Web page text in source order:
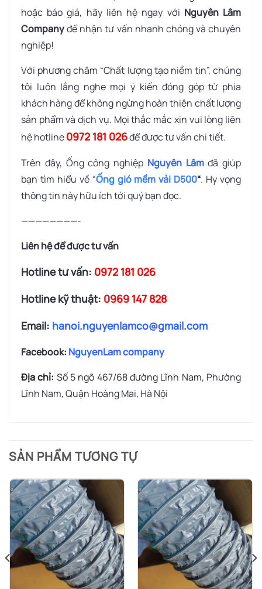
hoặc báo giá, hãy liên hệ ngay với Nguyên Lâm
Companyđể nhận tư vấn nhanh chóng và chuyên
nghiệp!
Với phương châm “Chất lượng tạo niềm tin”, chúng
tôi luôn lắng nghe mọi ý kiến đóng góp từ phía
khách hàng để không ngừng hoàn thiện chất lượng
sản phẩm và dịch vụ. Mọi thắc mắc xin vui lòng liên
hệ hotline0972 181 026để được tư vấn chi tiết.
Trên đây, Ống công nghiệp Nguyên Lâmđã giúp
bạn tìm hiểu về “Ống gió mềm vải D500“. Hy vọng
thông tin này hữu ích tới quý bạn đọc.
————————-
Liên hệ để được tư vấn
Hotline tư vấn: 0972 181 026
Hotline kỹ thuật: 0969 147 828
Email: hanoi.nguyenlamco@gmail.com
Facebook: NguyenLam company
Địa chỉ: Số 5 ngõ 467/68 đường Lĩnh Nam, Phường
Lĩnh Nam, Quận Hoàng Mai, Hà Nội
SẢN PHẨM TƯƠNG TỰ